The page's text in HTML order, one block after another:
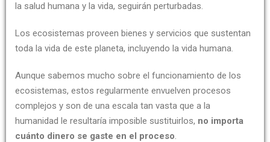
la salud humana y la vida, seguirán perturbadas.
Los ecosistemas proveen bienes y servicios que sustentan
toda la vida de este planeta, incluyendo la vida humana.
Aunque sabemos mucho sobre el funcionamiento de los
ecosistemas, estos regularmente envuelven procesos
complejos y son de una escala tan vasta que a la
humanidad le resultaría imposible sustituirlos, no importa
cuánto dinero se gaste en el proceso.